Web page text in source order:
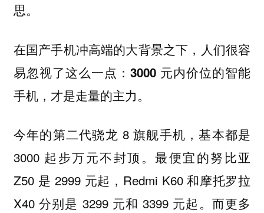
思。
在国产手机冲高端的大背景之下，人们很容
易忽视了这么一点：3000 元内价位的智能
手机，才是走量的主力。
今年的第二代骁龙 8 旗舰手机，基本都是
3000 起步万元不封顶。最便宜的努比亚
Z50 是 2999 元起，Redmi K60 和摩托罗拉
X40 分别是 3299 元和 3399 元起。而更多